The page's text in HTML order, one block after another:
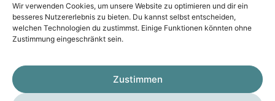
Wir verwenden Cookies, um unsere Website zu optimieren und dir ein
besseres Nutzererlebnis zu bieten. Du kannst selbst entscheiden,
welchen Technologien du zustimmst. Einige Funktionen könnten ohne
Zustimmung eingeschränkt sein.
Zustimmen
Unsere Kontaktdaten
E-Mail: kontakt@docanonym.com
am Traunsee, Österreich